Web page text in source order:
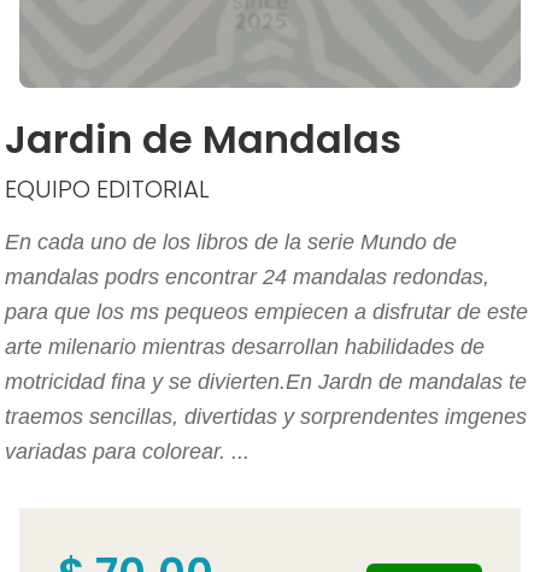
Jardin de Mandalas
EQUIPO EDITORIAL
En cada uno de los libros de la serie Mundo de
mandalas podrs encontrar 24 mandalas redondas,
para que los ms pequeos empiecen a disfrutar de este
arte milenario mientras desarrollan habilidades de
motricidad fina y se divierten.En Jardn de mandalas te
traemos sencillas, divertidas y sorprendentes imgenes
variadas para colorear. ...